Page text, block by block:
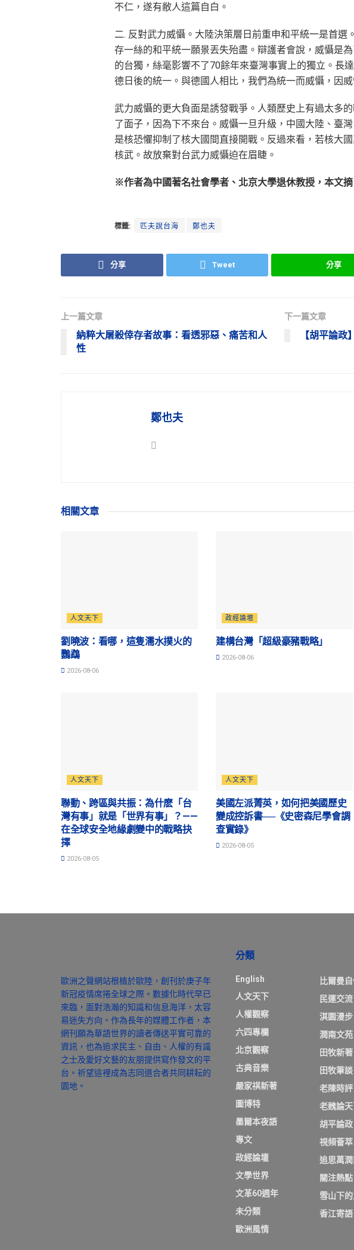
不仁，遂有敝人這篇自白。
二. 反對武力威懾。大陸決策層日前重申和平統一是首選
存一絲的和平統一願景丟失殆盡。辯護者會說，威懾是
的台獨，絲毫影響不了70餘年來臺灣事實上的獨立。長
德日後的統一。與德國人相比，我們為統一而威懾，因
武力威懾的更大負面是誘發戰爭。人類歷史上有過太多
了面子，因為下不來台。威懾一旦升級，中國大陸、臺
是核恐懼抑制了核大國間直接開戰。反過來看，若核大
核武。故放棄對台武力威懾迫在眉睫。
※作者為中國著名社會學者、北京大學退休教授，本文摘
標籤: 匹夫說台海 鄭也夫
分享 Tweet 分享
上一篇文章
納粹大屠殺倖存者故事：看透邪惡、痛苦和人
性
下一篇文章
【胡平論
鄭也夫
相關文章
人文天下
劉曉波：看哪，這隻濡水撲火的
鸚鵡
2026-08-06
政經論壇
建構台灣「超級豪豬戰略」
2026-08-06
人文天下
聯動、跨區與共振：為什麽「台
灣有事」就是「世界有事」？——
在全球安全地緣劇變中的戰略抉
擇
2026-08-05
人文天下
美國左派菁英，如何把美國歷史
變成控訴書──《史密森尼學會調
查實錄》
2026-08-05
歐洲之聲網站根植於歐陸，創刊於庚子年
新冠疫情席捲全球之際。數據化時代早已
來臨，面對浩瀚的知識和信息海洋，太容
易迷失方向。作為長年的媒體工作者，本
網刊願為華語世界的讀者傳送平實可靠的
資訊，也為追求民主、自由、人權的有識
之士及愛好文藝的友朋提供寫作發文的平
台。祈望這裡成為志同道合者共同耕耘的
園地。
分類
English
人文天下
人權觀察
六四專欄
北京觀察
古典音樂
嚴家祺新著
圖博特
墨爾本夜語
專文
政經論壇
文學世界
文革60週年
未分類
歐洲風情
比爾曼
民運交流
淇園漫步
潤南文苑
田牧新著
田牧筆談
老陳時評
老魏論
胡平論政
視頻薈萃
追思萬
關注熱點
雪山下
香江寄語